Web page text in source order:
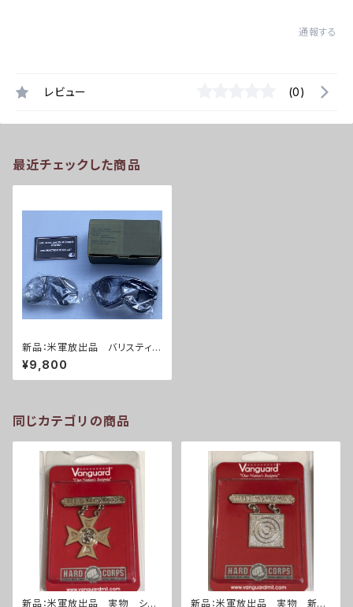
通報する
レビュー (0)
最近チェックした商品
新品：米軍放出品 バリスティッ
ク ダストゴーグル(A0225)
¥9,800
同じカテゴリの商品
新品：米軍放出品 実物 シャ 新品：米軍放出品 実物 新